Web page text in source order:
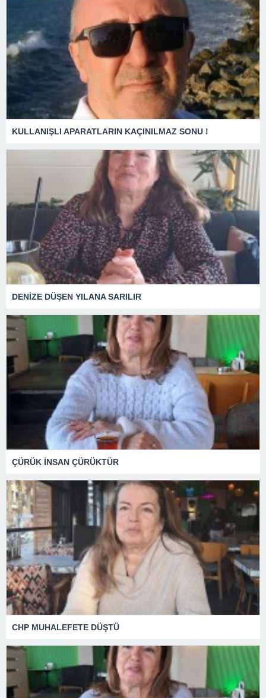
KULLANIŞLI APARATLARIN KAÇINILMAZ SONU !
DENİZE DÜŞEN YILANA SARILIR
ÇÜRÜK İNSAN ÇÜRÜKTÜR
CHP MUHALEFETE DÜŞTÜ